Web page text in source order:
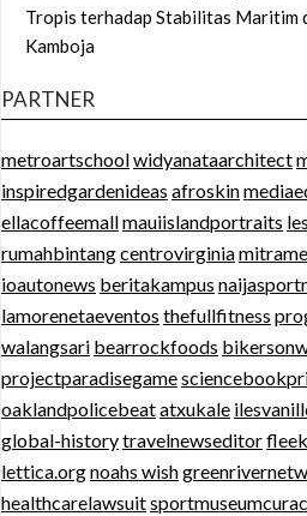
Tropis terhadap Stabilitas Maritim
Kamboja
PARTNER
metroartschoolwidyanataarchitect
inspiredgardenideas afroskin
ellacoffeemallmauiislandportraits
rumahbintangcentrovirginia
ioautonews beritakampus
lamorenetaeventos thefullfitness
walangsari bearrockfoods
projectparadisegame
oaklandpolicebeatatxukale
global-historytravelnewseditor
lettica.orgnoahs wish
healthcarelawsuit